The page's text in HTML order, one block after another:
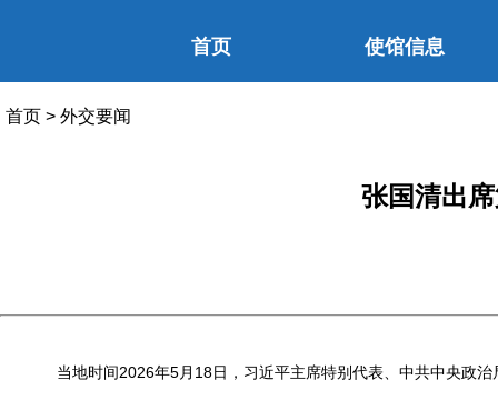
首页 使馆信息
首页 > 外交要闻
张国清出
当地时间2026年5月18日，习近平主席特别代表、中共中央政